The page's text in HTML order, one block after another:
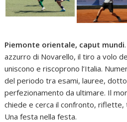
Piemonte orientale, caput mundi
azzurro di Novarello, il tiro a volo
uniscono e riscoprono l’Italia.
del periodo tra esami, lauree,
perfezionamento da ultimare. Il
chiede e cerca il confronto, riflette,
Una festa nella festa.